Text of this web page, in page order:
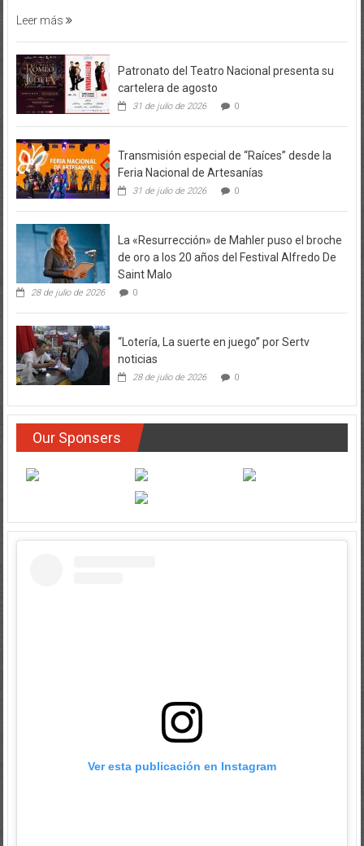
Leer más
Patronato del Teatro Nacional presenta su
cartelera de agosto
31 de julio de 2026 0
Transmisión especial de “Raíces” desde la
Feria Nacional de Artesanías
31 de julio de 2026 0
La «Resurrección» de Mahler puso el broche
de oro a los 20 años del Festival Alfredo De
Saint Malo
28 de julio de 2026 0
“Lotería, La suerte en juego” por Sertv
noticias
28 de julio de 2026 0
Our Sponsers
Ver esta publicación en Instagram